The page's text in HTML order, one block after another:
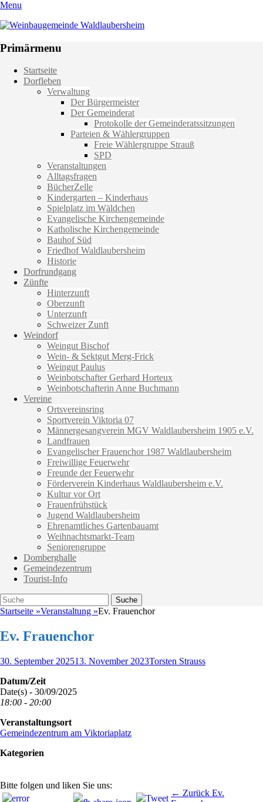
Menu
Weinbaugemeinde Waldlaubersheim
Primärmenu
Weiter
zum
Startseite
Dorfleben
Verwaltung
Der Bürgermeister
Der Gemeinderat
Protokolle der Gemeinderatssitzungen
Parteien & Wählergruppen
Freie Wählergruppe Strauß
SPD
Veranstaltungen
Alltagsfragen
BücherZelle
Kindergarten – Kinderhaus
Spielplatz im Wäldchen
Evangelische Kirchengemeinde
Katholische Kirchengemeinde
Bauhof Süd
Friedhof Waldlaubersheim
Historie
Dorfrundgang
Zünfte
Hinterzunft
Oberzunft
Unterzunft
Schweizer Zunft
Weindorf
Weingut Bischof
Wein- & Sektgut Merg-Frick
Weingut Paulus
Weinbotschafter Gerhard Horteux
Weinbotschafterin Anne Buchmann
Vereine
Ortsvereinsring
Sportverein Viktoria 07
Männergesangverein MGV Waldlaubersheim 1905 e.V.
Landfrauen
Evangelischer Frauenchor 1987 Waldlaubersheim
Freiwillige Feuerwehr
Freunde der Feuerwehr
Förderverein Kinderhaus Waldlaubersheim e.V.
Kultur vor Ort
Frauenfrühstück
Jugend Waldlaubersheim
Ehrenamtliches Gartenbauamt
Weihnachtsmarkt-Team
Seniorengruppe
Domberghalle
Gemeindezentrum
Tourist-Info
Suche
Suche
nach:
Startseite »Veranstaltung »Ev. Frauenchor
Ev. Frauenchor
Veröffentlicht
30. September 202513. November 2023Autor
Torsten Strauss
Datum/Zeit
Date(s) - 30/09/2025
18:00 - 20:00
Veranstaltungsort
Gemeindezentrum am Viktoriaplatz
Kategorien
Bitte folgen und liken Sie uns:
Beitragsnavigation ← Zurück Ev.